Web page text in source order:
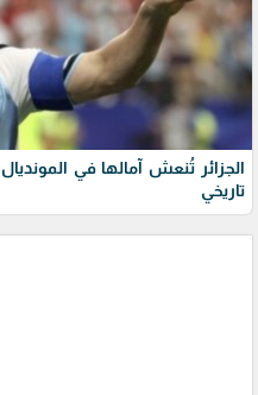
الجزائر تُنعش آمالها في
تاريخي